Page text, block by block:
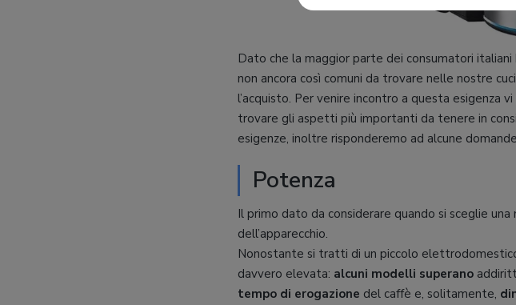
Dato che la maggior parte dei consumatori italiani
non ancora così comuni da trovare nelle nostre
l’acquisto. Per venire incontro a questa esigenza
trovare gli aspetti più importanti da tenere in
esigenze, inoltre risponderemo ad alcune
Potenza
Il primo dato da considerare quando si sceglie
dell’apparecchio.
Nonostante si tratti di un piccolo
davvero elevata: alcuni modelli superano
tempo di erogazione del caffè e, solitamente,